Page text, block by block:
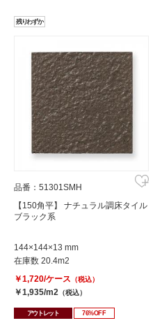
残りわずか
品番：51301SMH
【150角平】 ナチュラル調床タイル
ブラック系
144×144×13 mm
在庫数 20.4m2
￥1,720/ケース （税込）
￥1,935/m2 （税込）
アウトレット 76%OFF